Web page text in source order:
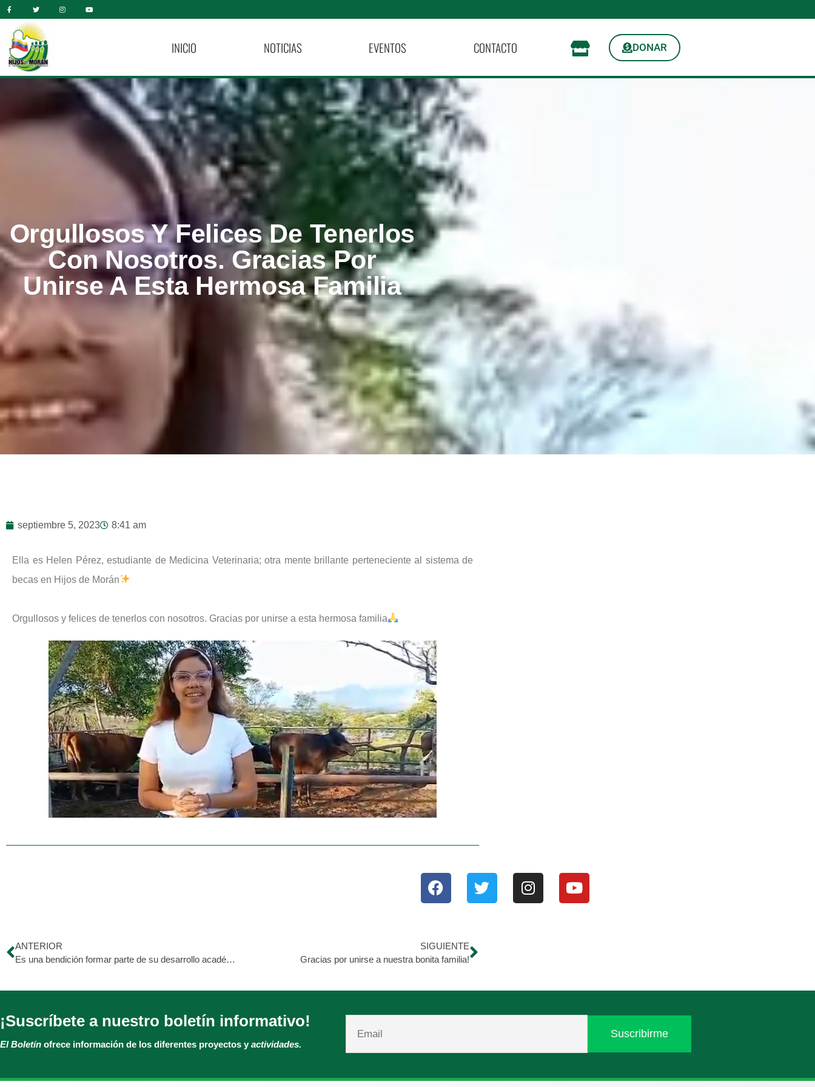
INICIO NOTICIAS EVENTOS CONTACTO DONAR
Orgullosos Y Felices De Tenerlos
Con Nosotros. Gracias Por
Unirse A Esta Hermosa Familia
septiembre 5, 2023 8:41 am
Ella es Helen Pérez, estudiante de Medicina Veterinaria; otra mente brillante perteneciente al sistema de
becas en Hijos de Morán
Orgullosos y felices de tenerlos con nosotros. Gracias por unirse a esta hermosa familia
ANTERIOR
Es una bendición formar parte de su desarrollo académico y personal.
SIGUIENTE
Gracias por unirse a nuestra bonita familia!
¡Suscríbete a nuestro boletín informativo!
El Boletín ofrece información de los diferentes proyectos y actividades.